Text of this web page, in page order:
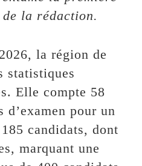
la rédaction.
la région de
statistiques
Elle compte 58
d’examen pour un
candidats, dont
marquant une